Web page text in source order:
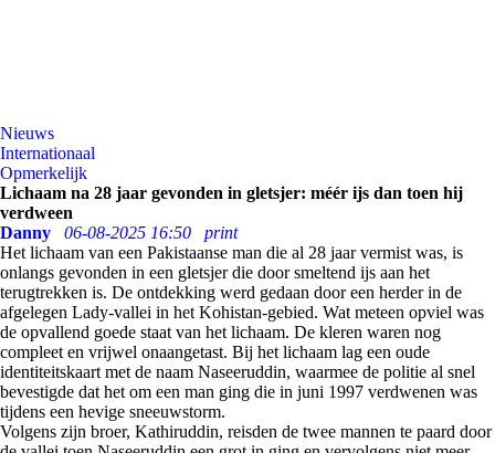
Nieuws
Internationaal
Opmerkelijk
Lichaam na 28 jaar gevonden in gletsjer: méér ijs dan toen hij
verdween
Danny
06-08-2025 16:50
print
Het lichaam van een Pakistaanse man die al 28 jaar vermist was, is
onlangs gevonden in een gletsjer die door smeltend ijs aan het
terugtrekken is. De ontdekking werd gedaan door een herder in de
afgelegen Lady-vallei in het Kohistan-gebied. Wat meteen opviel was
de opvallend goede staat van het lichaam. De kleren waren nog
compleet en vrijwel onaangetast. Bij het lichaam lag een oude
identiteitskaart met de naam Naseeruddin, waarmee de politie al snel
bevestigde dat het om een man ging die in juni 1997 verdwenen was
tijdens een hevige sneeuwstorm.
Volgens zijn broer, Kathiruddin, reisden de twee mannen te paard door